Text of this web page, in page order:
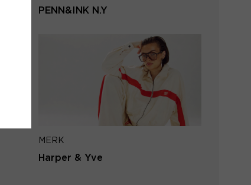
VERSTUUR
PENN&INK N.Y
MERK
Harper & Yve